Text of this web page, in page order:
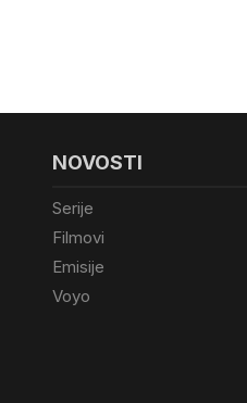
NOVOSTI
Serije
Filmovi
Emisije
Voyo